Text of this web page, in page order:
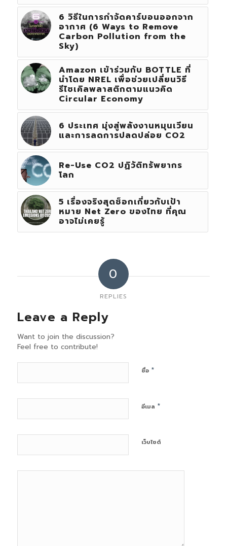
6 วิธีในการกำจัดคาร์บอนออกจาก
อากาศ (6 Ways to Remove
Carbon Pollution from the
Sky)
Amazon เข้าร่วมกับ BOTTLE ที่
นำโดย NREL เพื่อช่วยเปลี่ยนวิธี
รีไซเคิลพลาสติกตามแนวคิด
Circular Economy
6 ประเทศ มุ่งสู่พลังงานหมุนเวียน
และการลดการปลดปล่อย CO2
Re-Use CO2 ปฏิวัติทรัพยากร
โลก
5 เรื่องจริงสุดช็อกเกี่ยวกับเป้า
หมาย Net Zero ของไทย ที่คุณ
อาจไม่เคยรู้
0
REPLIES
Leave a Reply
Want to join the discussion?
Feel free to contribute!
ชื่อ *
อีเมล *
เว็บไซต์